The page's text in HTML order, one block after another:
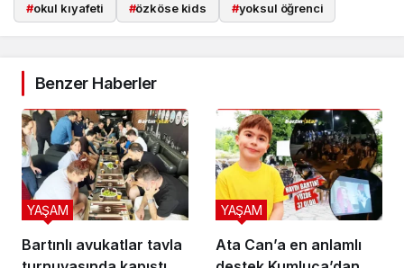
#okul kıyafeti #özköse kids #yoksul öğrenci
Benzer Haberler
Bartınlı avukatlar tavla
YAŞAM
Ata Can’a en anlamlı
YAŞAM